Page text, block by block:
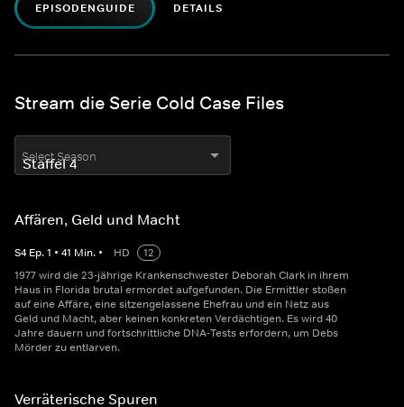
EPISODENGUIDE DETAILS
Stream die Serie Cold Case Files
Select Season
Affären, Geld und Macht
S4 Ep.1 • 41 Min. • HD
12
1977 wird die 23-jährige Krankenschwester Deborah Clark in ihrem
Haus in Florida brutal ermordet aufgefunden. Die Ermittler stoßen
auf eine Affäre, eine sitzengelassene Ehefrau und ein Netz aus
Geld und Macht, aber keinen konkreten Verdächtigen. Es wird 40
Jahre dauern und fortschrittliche DNA-Tests erfordern, um Debs
Mörder zu entlarven.
Verräterische Spuren